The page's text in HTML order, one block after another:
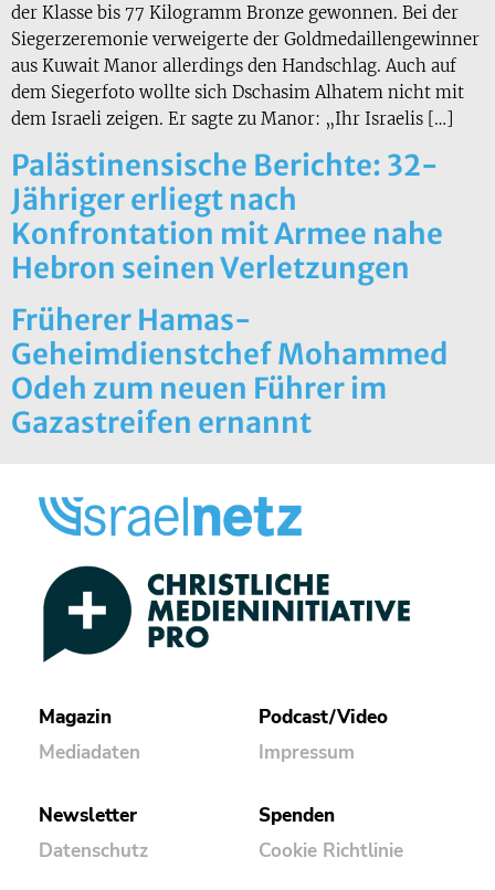
der Klasse bis 77 Kilogramm Bronze gewonnen. Bei der
Siegerzeremonie verweigerte der Goldmedaillengewinner
aus Kuwait Manor allerdings den Handschlag. Auch auf
dem Siegerfoto wollte sich Dschasim Alhatem nicht mit
dem Israeli zeigen. Er sagte zu Manor: „Ihr Israelis […]
Palästinensische Berichte: 32-
Jähriger erliegt nach
Konfrontation mit Armee nahe
Hebron seinen Verletzungen
Früherer Hamas-
Geheimdienstchef Mohammed
Odeh zum neuen Führer im
Gazastreifen ernannt
Magazin
Mediadaten
Podcast/Video
Impressum
Newsletter
Datenschutz
Spenden
Cookie Richtlinie